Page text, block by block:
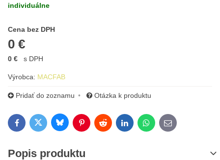
individuálne
Cena bez DPH
0 €
Cena s DPH
0 € s DPH
Výrobca: MACFAB
Pridať do zoznamu Otázka k produktu
FacebookTwitterBlueskyPinterestRedditLinkedInWhatsApp
E-mail
Popis produktu